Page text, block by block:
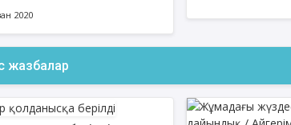
Бекжан
Әлимұхамедұлы
2020
жазбалар